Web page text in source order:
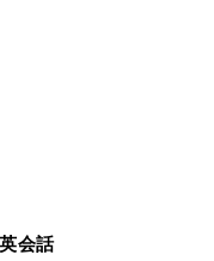
っ？！？」と興奮
会話